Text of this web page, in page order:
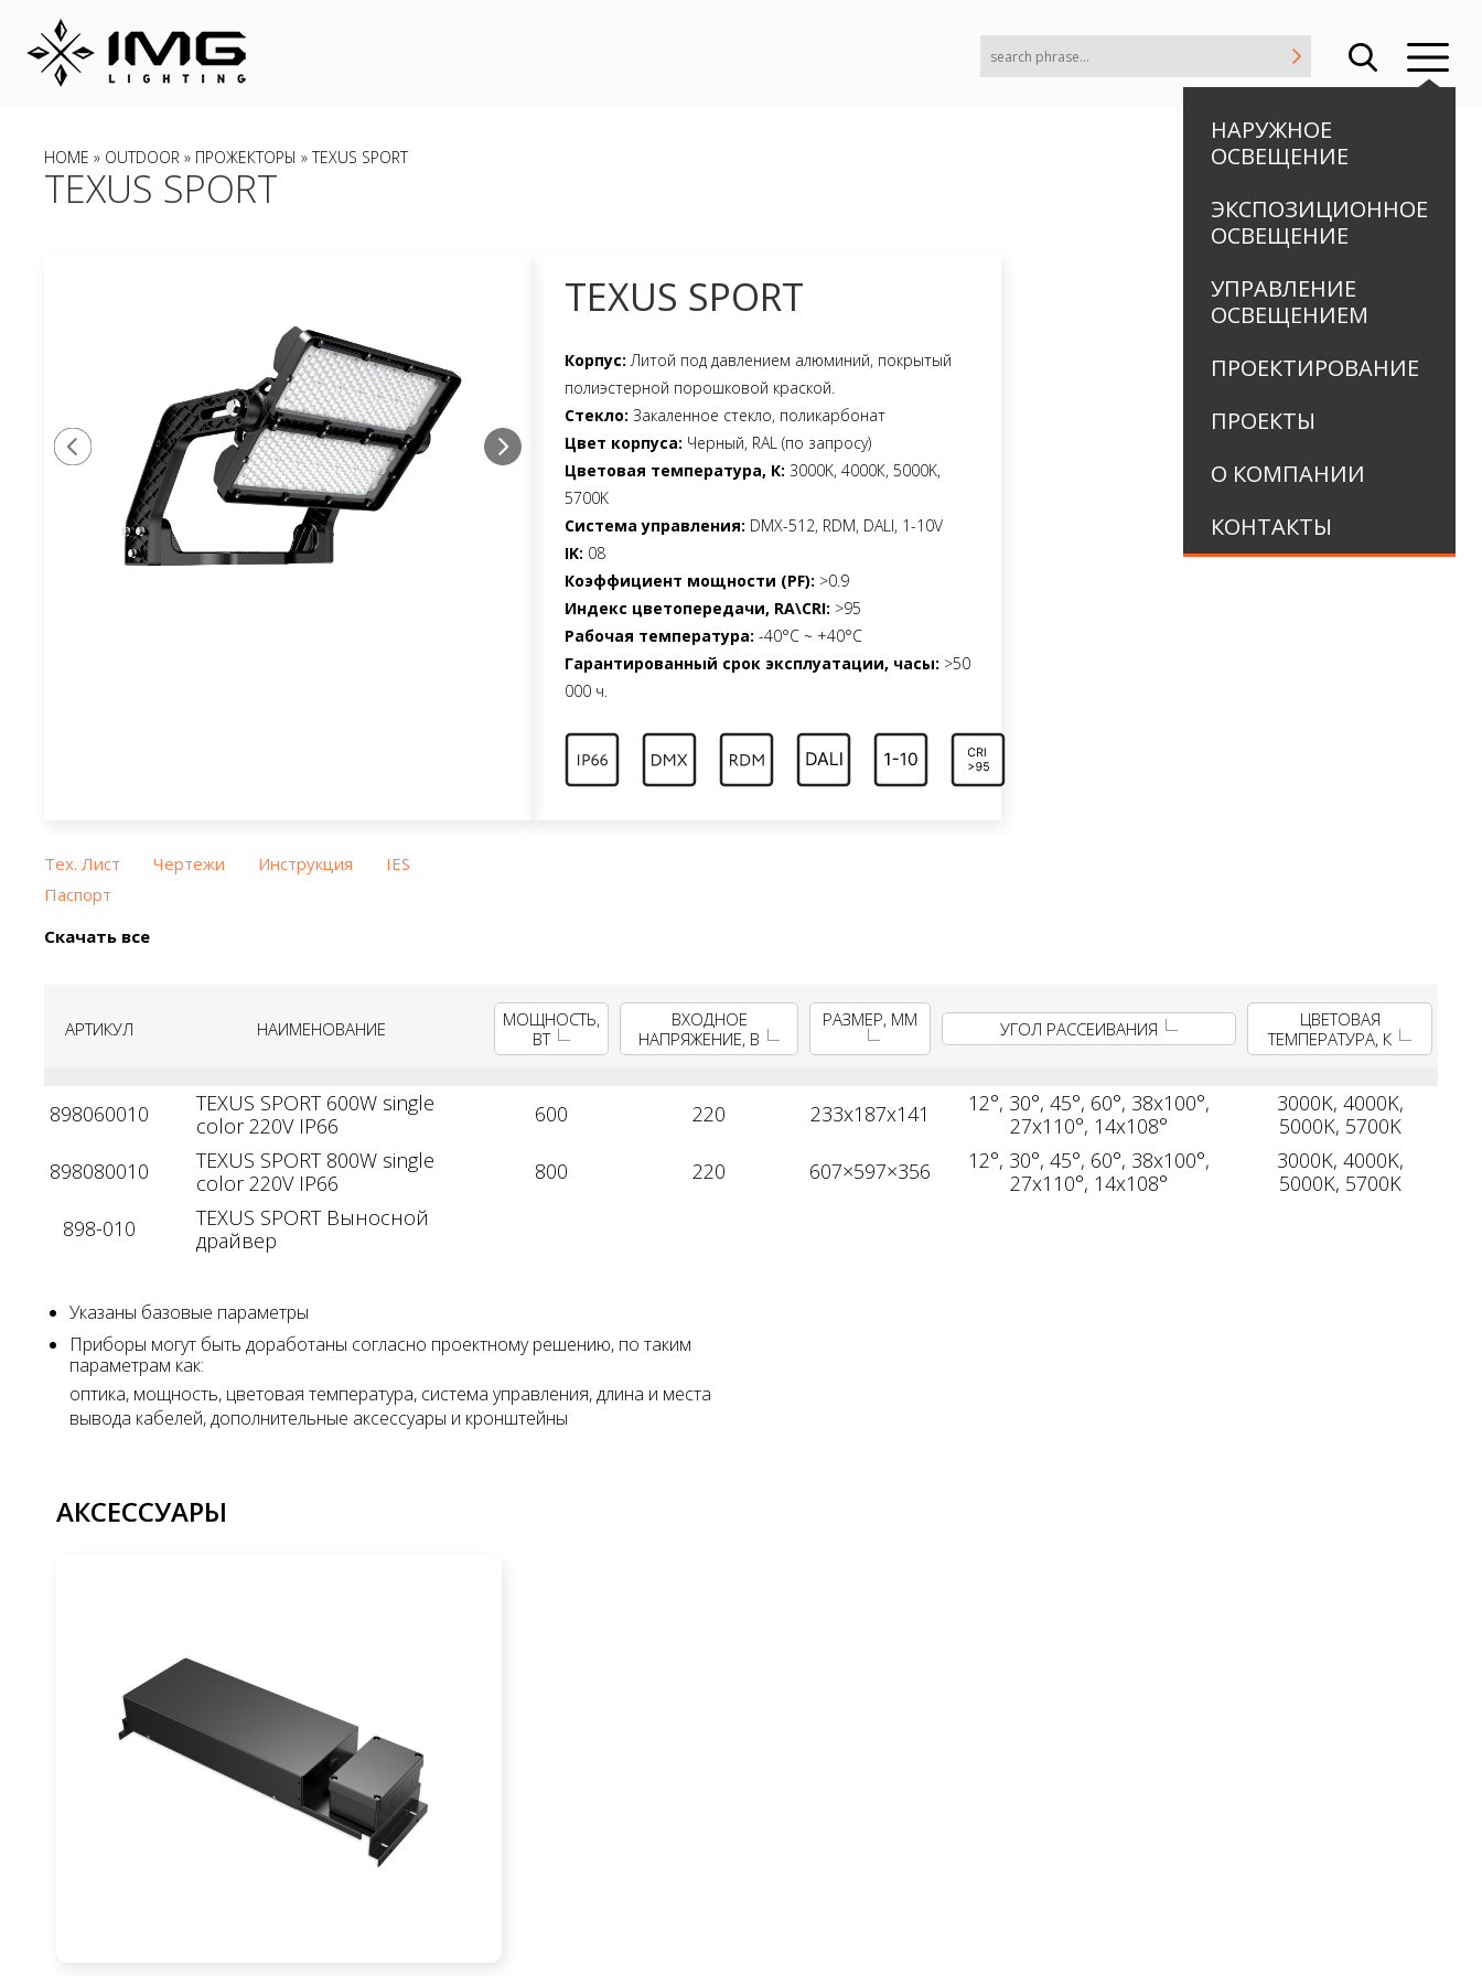
НАРУЖНОЕ
ОСВЕЩЕНИЕ
ЭКСПОЗИЦИОННОЕ
ОСВЕЩЕНИЕ
УПРАВЛЕНИЕ
ОСВЕЩЕНИЕМ
ПРОЕКТИРОВАНИЕ
ПРОЕКТЫ
О КОМПАНИИ
КОНТАКТЫ
HOME » OUTDOOR » ПРОЖЕКТОРЫ » TEXUS SPORT
TEXUS SPORT
TEXUS SPORT
Корпус: Литой под давлением алюминий, покрытый
полиэстерной порошковой краской.
Стекло: Закаленное стекло, поликарбонат
Цвет корпуса: Черный, RAL (по запросу)
Цветовая температура, К: 3000K, 4000К, 5000K,
5700K
Система управления: DMX-512, RDM, DALI, 1-10V
IK: 08
Коэффициент мощности (PF): >0.9
Индекс цветопередачи, RA\CRI: >95
Рабочая температура: -40°C ~ +40°C
Гарантированный срок эксплуатации, часы: >50
000 ч.
Тех. Лист Чертежи Инструкция
IES
Паспорт
Скачать все
АРТИКУЛ НАИМЕНОВАНИЕ
МОЩНОСТЬ,
ВТ
ВХОДНОЕ
НАПРЯЖЕНИЕ, В
РАЗМЕР, ММ УГОЛ РАССЕИВАНИЯ
ЦВЕТОВАЯ
ТЕМПЕРАТУРА, К
898060010
TEXUS SPORT 600W single
color 220V IP66
600 220 233x187x141
12°, 30°, 45°, 60°, 38х100°,
27х110°, 14х108°
3000K, 4000K,
5000K, 5700K
898080010
TEXUS SPORT 800W single
color 220V IP66
800 220 607×597×356
12°, 30°, 45°, 60°, 38х100°,
27х110°, 14х108°
3000K, 4000K,
5000K, 5700K
898-010
TEXUS SPORT Выносной
драйвер
Указаны базовые параметры
Приборы могут быть доработаны согласно проектному решению, по таким
параметрам как:
оптика, мощность, цветовая температура, система управления, длина и места
вывода кабелей, дополнительные аксессуары и кронштейны
АКСЕССУАРЫ